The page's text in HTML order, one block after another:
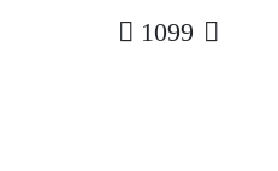
1099